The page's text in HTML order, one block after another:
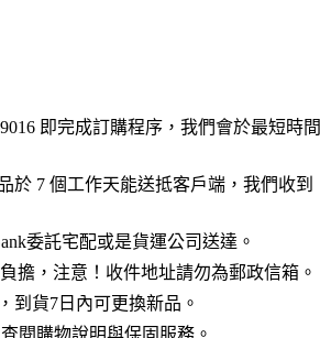
即完成訂購程序，我們會於最短時間
於 7 個工作天能送抵客戶端，我們收到
委託宅配或是貨運公司送達。
擔，注意！收件地址請勿為郵政信箱。
到貨7日內可更換新品。
閱購物說明與保固服務。